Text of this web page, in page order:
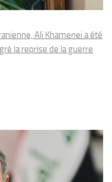
Ali Khamenei a été
la reprise de la guerre